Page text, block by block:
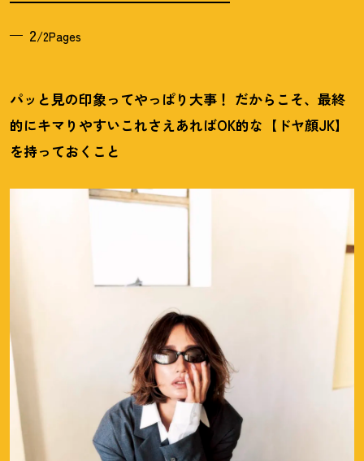
2/2Pages
パッと見の印象ってやっぱり大事 ！ だからこそ、最終
的にキマりやすいこれさえあればOK的な【ドヤ顔JK】
を持っておくこと